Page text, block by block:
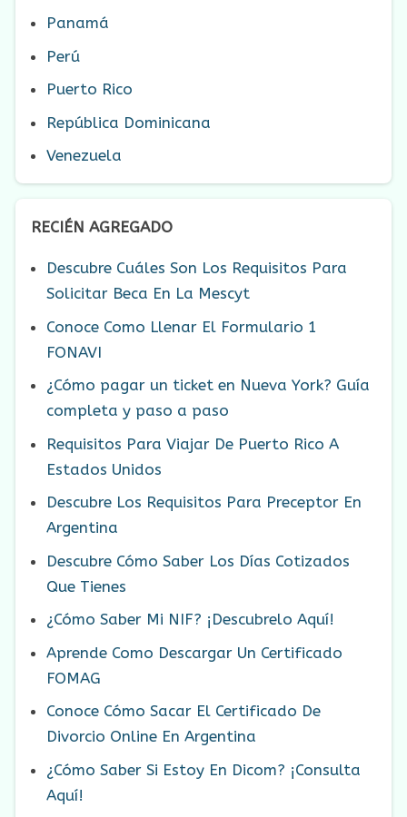
Panamá
Perú
Puerto Rico
República Dominicana
Venezuela
RECIÉN AGREGADO
Descubre Cuáles Son Los Requisitos Para
Solicitar Beca En La Mescyt
Conoce Como Llenar El Formulario 1
FONAVI
¿Cómo pagar un ticket en Nueva York? Guía
completa y paso a paso
Requisitos Para Viajar De Puerto Rico A
Estados Unidos
Descubre Los Requisitos Para Preceptor En
Argentina
Descubre Cómo Saber Los Días Cotizados
Que Tienes
¿Cómo Saber Mi NIF? ¡Descubrelo Aquí!
Aprende Como Descargar Un Certificado
FOMAG
Conoce Cómo Sacar El Certificado De
Divorcio Online En Argentina
¿Cómo Saber Si Estoy En Dicom? ¡Consulta
Aquí!